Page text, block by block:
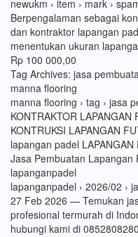
newukm › item › mark ›
Berpengalaman sebagai
dan kontraktor lapangan
menentukan ukuran
Rp 100 000,00
Tag Archives: jasa
manna flooring
manna flooring › tag › jasa
KONTRAKTOR LAPANGAN
KONTRUKSI LAPANGAN
lapangan padel LAPANGAN
Jasa Pembuatan Lapangan
lapanganpadel
lapanganpadel › 2026/02 ›
27 Feb 2026 — Temukan
profesional termurah di
hubungi kami di